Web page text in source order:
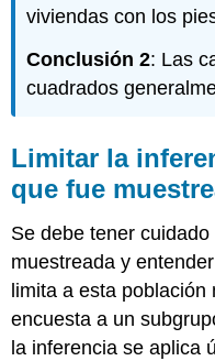
viviendas con los
Conclusión 2: Las
cuadrados
Limitar la
que fue
Se debe tener
muestreada y
limita a esta
encuesta a un
la inferencia se aplica